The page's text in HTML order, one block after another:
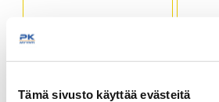
Tämä sivusto käyttää evästeitä